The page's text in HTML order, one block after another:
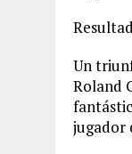
Un
Roland
jugador